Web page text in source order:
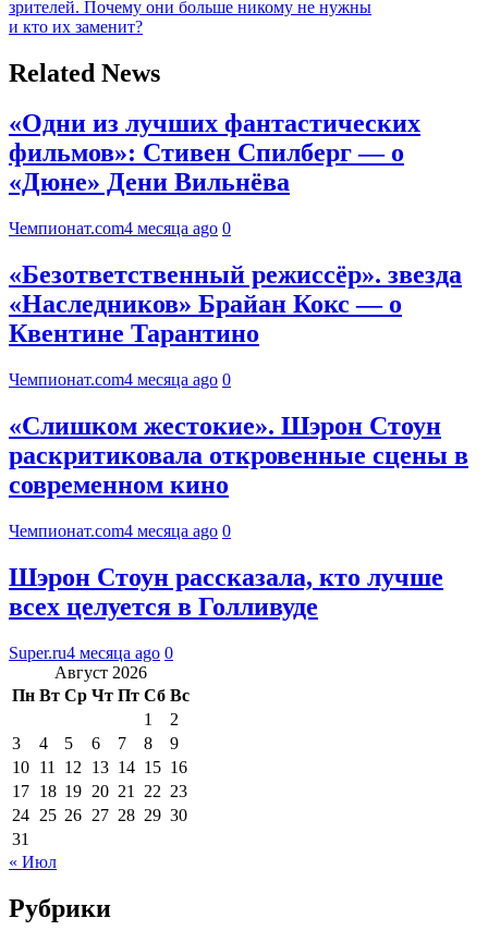
зрителей. Почему они больше никому не нужны
и кто их заменит?
Related News
«Одни из лучших фантастических
фильмов»: Стивен Спилберг — о
«Дюне» Дени Вильнёва
Чемпионат.com4 месяца ago 0
«Безответственный режиссёр». звезда
«Наследников» Брайан Кокс — о
Квентине Тарантино
Чемпионат.com4 месяца ago 0
«Слишком жестокие». Шэрон Стоун
раскритиковала откровенные сцены в
современном кино
Чемпионат.com4 месяца ago 0
Шэрон Стоун рассказала, кто лучше
всех целуется в Голливуде
Super.ru4 месяца ago 0
Август 2026
Пн Вт Ср Чт Пт Сб Вс
1
2
3
4 5 6 7 8
9
10 11 12 13 14 15 16
17 18 19 20 21 22 23
24 25 26 27 28 29 30
31
« Июл
Рубрики